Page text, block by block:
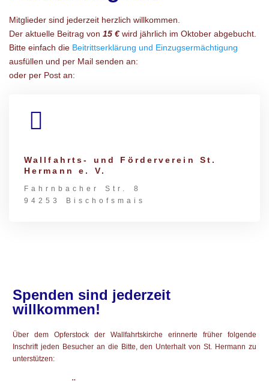
Mitglieder sind jederzeit herzlich willkommen.
Der aktuelle Beitrag von 15 € wird jährlich im Oktober abgebucht.
Bitte einfach die Beitrittserklärung und Einzugsermächtigung
ausfüllen und per Mail senden an:
oder per Post an:
Wallfahrts- und Förderverein St.
Hermann e. V.
Fahrnbacher Str. 8
94253 Bischofsmais
Spenden sind jederzeit
willkommen!
Über dem Opferstock der Wallfahrtskirche erinnerte früher folgende
Inschrift jeden Besucher an die Bitte, den Unterhalt von St. Hermann zu
unterstützen: